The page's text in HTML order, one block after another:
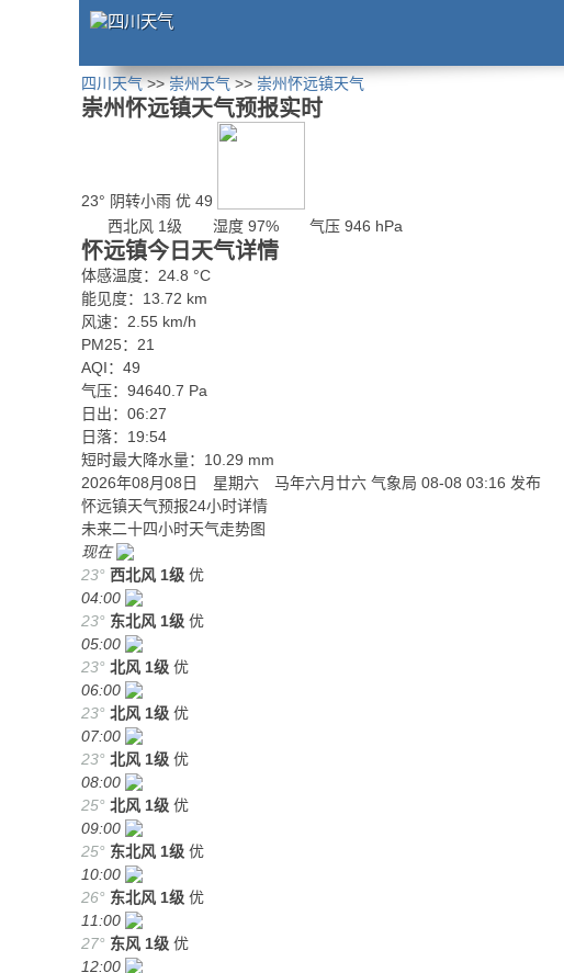
四川天气>>崇州天气>>崇州怀远镇天气
崇州怀远镇天气预报实时
23° 阴转小雨 优 49
西北风 1级
湿度 97% 气压 946 hPa
怀远镇今日天气详情
体感温度：24.8 °C
能见度：13.72 km
风速：2.55 km/h
PM25：21
AQI：49
气压：94640.7 Pa
日出：06:27
日落：19:54
短时最大降水量：10.29 mm
2026年08月08日 星期六 马年六月廿六 气象局 08-08 03:16 发布
怀远镇天气预报24小时详情
未来二十四小时天气走势图
现在
23° 西北风 1级 优
04:00
23° 东北风 1级 优
05:00
23° 北风 1级 优
06:00
23° 北风 1级 优
07:00
23° 北风 1级 优
08:00
25° 北风 1级 优
09:00
25° 东北风 1级 优
10:00
26° 东北风 1级 优
11:00
27° 东风 1级 优
12:00